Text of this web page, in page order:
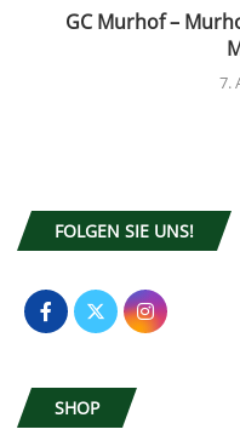
GC Murhof –
7.
FOLGEN SIE UNS!
SHOP